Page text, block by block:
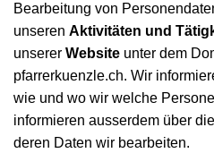
Bearbeitung von
unseren Aktivitäten und
unserer Website unter dem
pfarrerkuenzle.ch. Wir
wie und wo wir welche
informieren ausserdem über
deren Daten wir bearbeiten.